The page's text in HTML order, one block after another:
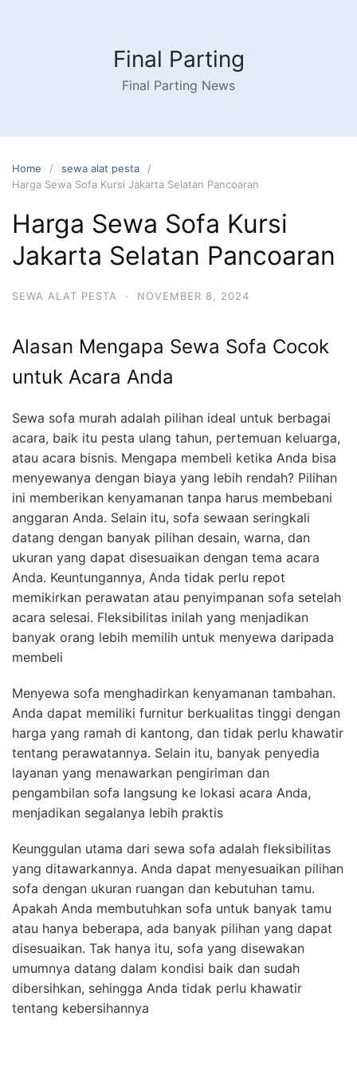
Final Parting
Final Parting News
Home
sewa alat pesta
Harga Sewa Sofa Kursi Jakarta Selatan Pancoaran
Harga Sewa Sofa Kursi
Jakarta Selatan Pancoaran
SEWA ALAT PESTA · NOVEMBER 8, 2024
Alasan Mengapa Sewa Sofa Cocok
untuk Acara Anda
Sewa sofa murah adalah pilihan ideal untuk berbagai
acara, baik itu pesta ulang tahun, pertemuan keluarga,
atau acara bisnis. Mengapa membeli ketika Anda bisa
menyewanya dengan biaya yang lebih rendah? Pilihan
ini memberikan kenyamanan tanpa harus membebani
anggaran Anda. Selain itu, sofa sewaan seringkali
datang dengan banyak pilihan desain, warna, dan
ukuran yang dapat disesuaikan dengan tema acara
Anda. Keuntungannya, Anda tidak perlu repot
memikirkan perawatan atau penyimpanan sofa setelah
acara selesai. Fleksibilitas inilah yang menjadikan
banyak orang lebih memilih untuk menyewa daripada
membeli
Menyewa sofa menghadirkan kenyamanan tambahan.
Anda dapat memiliki furnitur berkualitas tinggi dengan
harga yang ramah di kantong, dan tidak perlu khawatir
tentang perawatannya. Selain itu, banyak penyedia
layanan yang menawarkan pengiriman dan
pengambilan sofa langsung ke lokasi acara Anda,
menjadikan segalanya lebih praktis
Keunggulan utama dari sewa sofa adalah fleksibilitas
yang ditawarkannya. Anda dapat menyesuaikan pilihan
sofa dengan ukuran ruangan dan kebutuhan tamu.
Apakah Anda membutuhkan sofa untuk banyak tamu
atau hanya beberapa, ada banyak pilihan yang dapat
disesuaikan. Tak hanya itu, sofa yang disewakan
umumnya datang dalam kondisi baik dan sudah
dibersihkan, sehingga Anda tidak perlu khawatir
tentang kebersihannya